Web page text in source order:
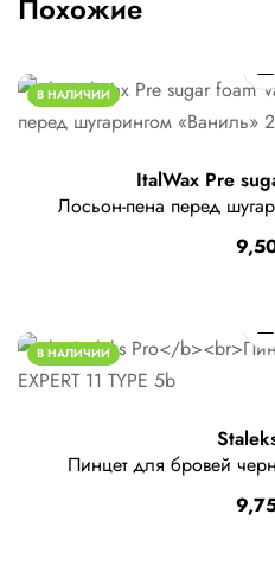
Похожие
В НАЛИЧИИ
ItalWax Pre
Лосьон-пена перед
В НАЛИЧИИ
Пинцет для бровей